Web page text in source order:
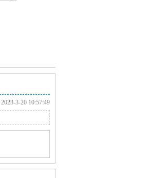
2023-3-20 10:57:49